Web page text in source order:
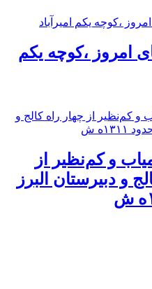
امروز ،کوچه یکم
و کم‌نظیر از
و دبيرستان البرز